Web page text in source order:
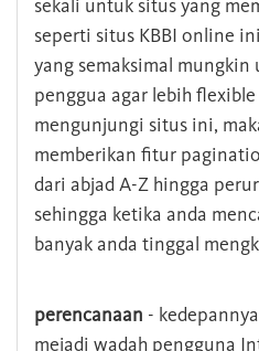
sekali untuk situs yang
seperti situs KBBI online
yang semaksimal
penggua agar lebih
mengunjungi situs ini,
memberikan fitur
dari abjad A-Z hingga
sehingga ketika anda
banyak anda tinggal
perencanaan -
mejadi wadah pengguna